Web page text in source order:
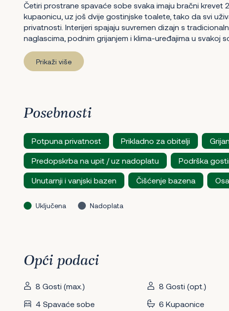
Četiri prostrane spavaće sobe svaka imaju bračni krevet
kupaonicu, uz još dvije gostinjske toalete, tako da svi
privatnosti. Interijeri spajaju suvremen dizajn s
naglascima, podnim grijanjem i klima-uređajima u svakoj
Prikaži više
Posebnosti
Potpuna privatnost Prikladno za obitelji
Predopskrba na upit / uz nadoplatu Podrška
Unutarnji i vanjski bazen Čišćenje bazena
Uključena Nadoplata
Opći podaci
8 Gosti (max.)
8 Gosti (opt.)
4 Spavaće sobe
6 Kupaonice